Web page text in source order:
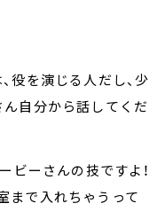
役を演じる人だし、少
ん自分から話してくだ
ビーさんの技ですよ！
まで入れちゃうって